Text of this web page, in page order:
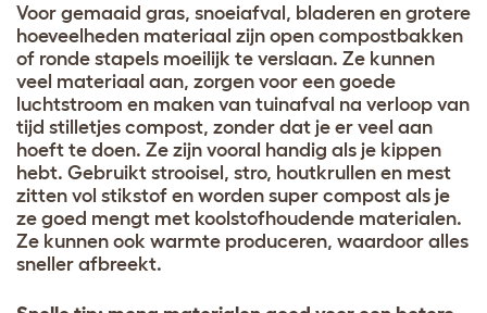
Voor gemaaid gras, snoeiafval, bladeren en grotere
hoeveelheden materiaal zijn open compostbakken
of ronde stapels moeilijk te verslaan. Ze kunnen
veel materiaal aan, zorgen voor een goede
luchtstroom en maken van tuinafval na verloop van
tijd stilletjes compost, zonder dat je er veel aan
hoeft te doen. Ze zijn vooral handig als je kippen
hebt. Gebruikt strooisel, stro, houtkrullen en mest
zitten vol stikstof en worden super compost als je
ze goed mengt met koolstofhoudende materialen.
Ze kunnen ook warmte produceren, waardoor alles
sneller afbreekt.